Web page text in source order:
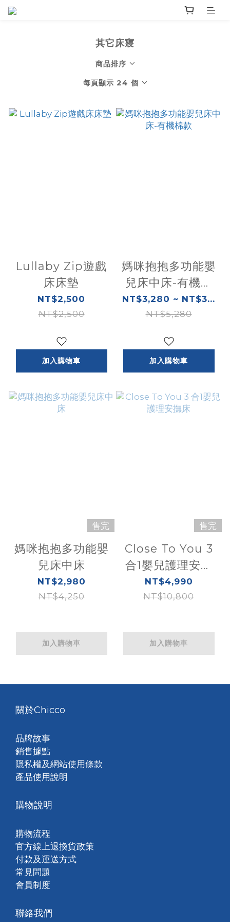
其它床寢
商品排序
每頁顯示 24 個
Lullaby Zip遊戲
床床墊
NT$2,500
NT$2,500
加入購物車
媽咪抱抱多功能嬰
兒床中床-有機棉
款
NT$3,280 ~ NT$3...
NT$5,280
加入購物車
售完
媽咪抱抱多功能嬰
兒床中床
NT$2,980
NT$4,250
加入購物車
售完
Close To You 3
合1嬰兒護理安撫
床
NT$4,990
NT$10,800
加入購物車
關於Chicco
品牌故事
銷售據點
隱私權及網站使用條款
產品使用說明
購物說明
購物流程
官方線上退換貨政策
付款及運送方式
常見問題
會員制度
聯絡我們